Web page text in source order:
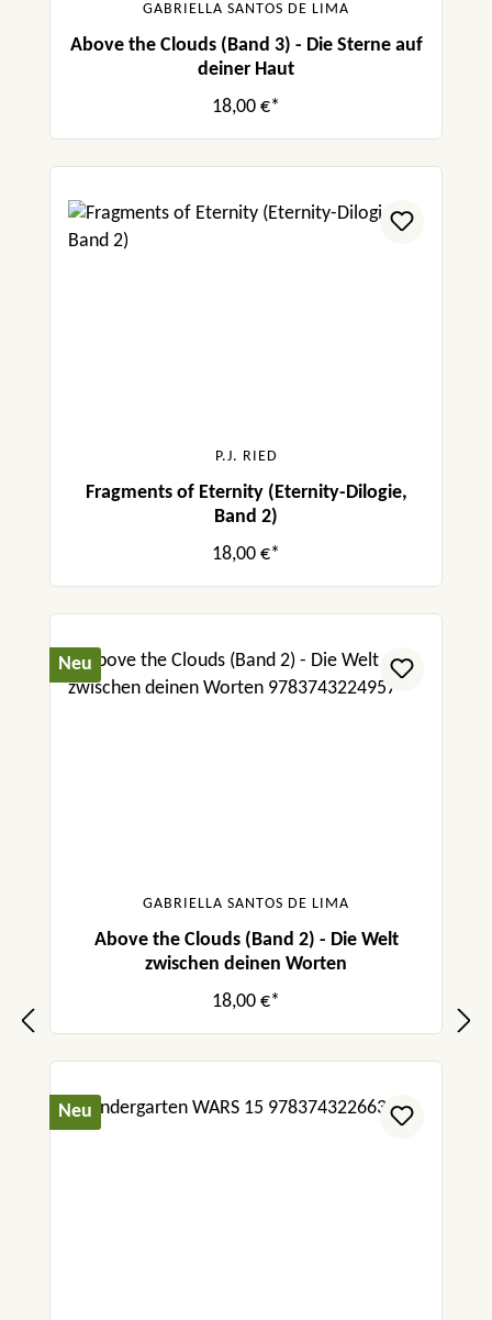
GABRIELLA SANTOS DE LIMA
Above the Clouds (Band 3) - Die Sterne auf
deiner Haut
18,00 €*
P.J. RIED
Fragments of Eternity (Eternity-Dilogie,
Band 2)
18,00 €*
Neu
GABRIELLA SANTOS DE LIMA
Above the Clouds (Band 2) - Die Welt
zwischen deinen Worten
18,00 €*
Neu